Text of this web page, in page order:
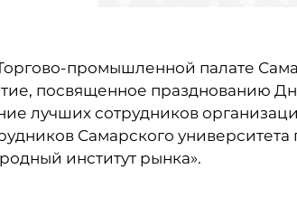
промышленной палате
посвященное празднованию
лучших сотрудников
Самарского университета
институт рынка».